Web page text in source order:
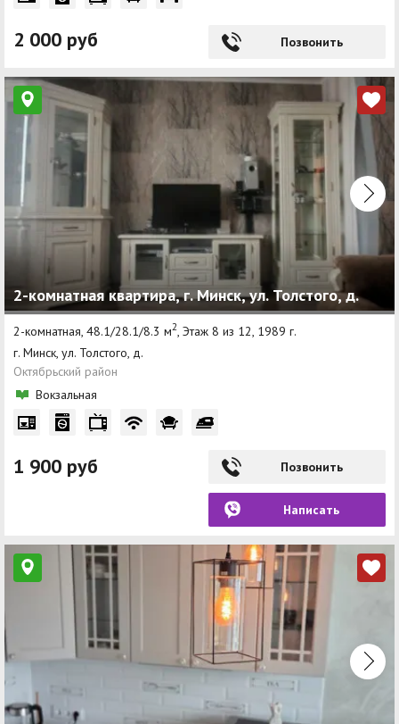
2 000 руб Позвонить
2-комнатная квартира, г. Минск, ул. Толстого, д.
2-комнатная, 48.1/28.1/8.3 м2, Этаж 8 из 12, 1989 г.
г. Минск, ул. Толстого, д.
Октябрьский район
Вокзальная
1 900 руб Позвонить
Написать